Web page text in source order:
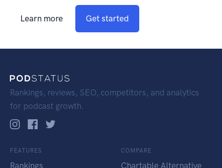
Learn more Get started
Rankings, reviews, SEO, competitors, and analytics
for podcast growth.
FEATURES
Rankings
COMPARE
Chartable Alternative